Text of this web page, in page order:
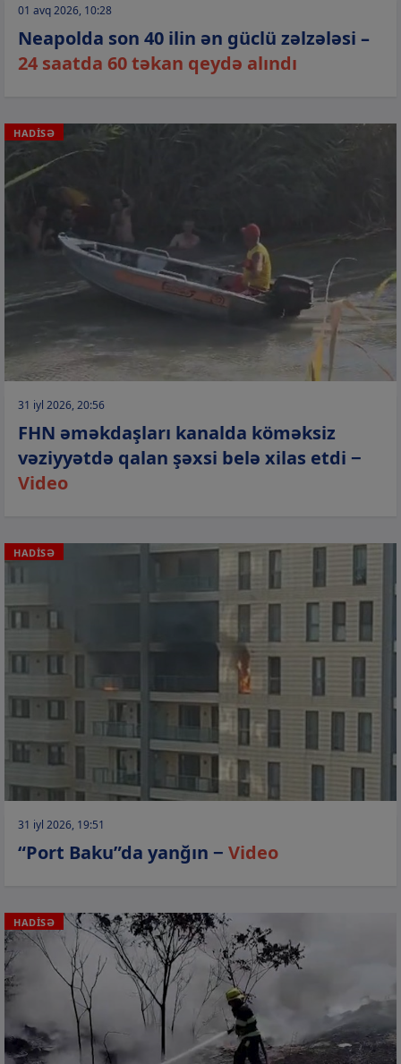
01 avq 2026, 10:28
Neapolda son 40 ilin ən güclü zəlzələsi –
24 saatda 60 təkan qeydə alındı
HADİSƏ
31 iyl 2026, 20:56
FHN əməkdaşları kanalda köməksiz
vəziyyətdə qalan şəxsi belə xilas etdi −
Video
HADİSƏ
31 iyl 2026, 19:51
“Port Baku”da yanğın − Video
HADİSƏ